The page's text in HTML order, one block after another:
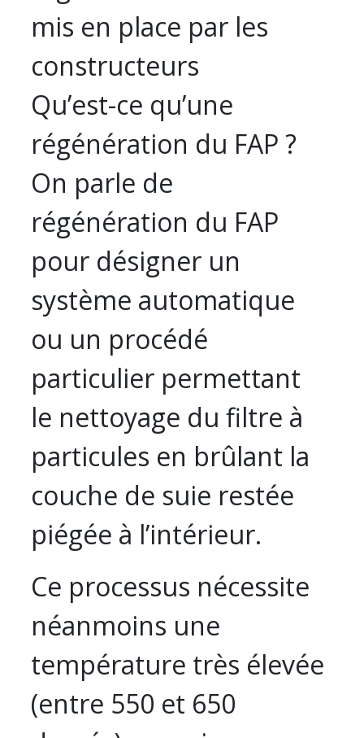
mis en place par les
constructeurs
Qu’est-ce qu’une
régénération du FAP ?
On parle de
régénération du FAP
pour désigner un
système automatique
ou un procédé
particulier permettant
le nettoyage du filtre à
particules en brûlant la
couche de suie restée
piégée à l’intérieur.
Ce processus nécessite
néanmoins une
température très élevée
(entre 550 et 650